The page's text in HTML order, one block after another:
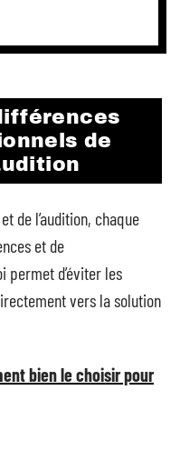
de
de l’audition, chaque
et de
permet d’éviter les
vers la solution
bien le choisir pour